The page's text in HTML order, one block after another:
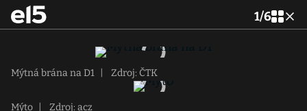
1/6
Mýtná brána na D1 Zdroj: ČTK
Mýto Zdroj: acz